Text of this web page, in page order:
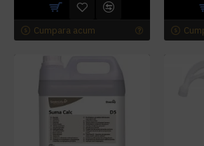
Cumpara acum